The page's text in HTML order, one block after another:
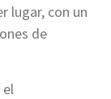
lugar, con un
de